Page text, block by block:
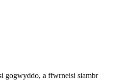
gogwyddo, a ffwrneisi siambr